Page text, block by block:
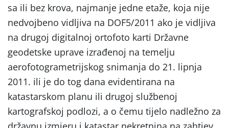
sa ili bez krova, najmanje jedne etaže, koja nije
nedvojbeno vidljiva na DOF5/2011 ako je vidljiva
na drugoj digitalnoj ortofoto karti Državne
geodetske uprave izrađenoj na temelju
aerofotogrametrijskog snimanja do 21. lipnja
2011. ili je do tog dana evidentirana na
katastarskom planu ili drugoj službenoj
kartografskoj podlozi, a o čemu tijelo nadležno za